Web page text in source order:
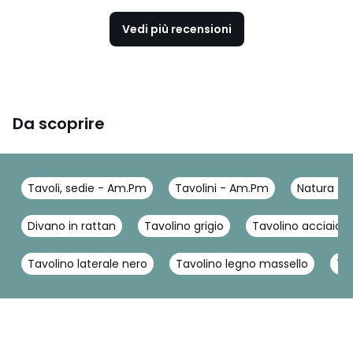
Vedi più recensioni
Da scoprire
Tavoli, sedie - Am.Pm Tavolini - Am.Pm Natura
Divano in rattan Tavolino grigio Tavolino acciaio
Tavolino laterale nero Tavolino legno massello